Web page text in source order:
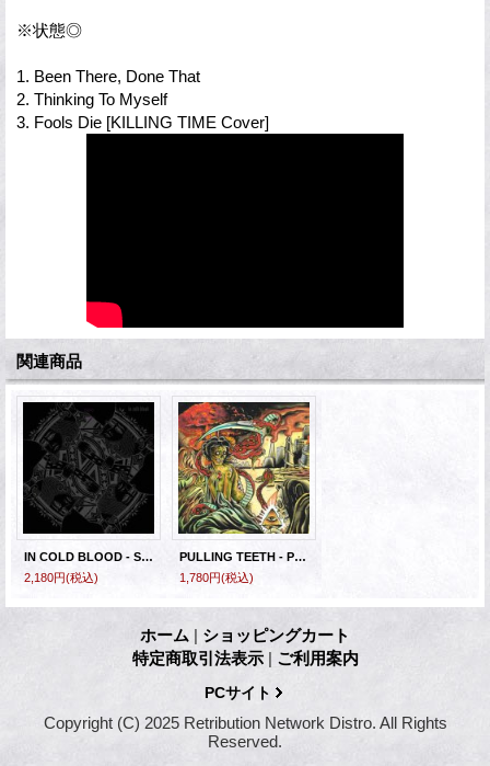
※状態◎
1. Been There, Done That
2. Thinking To Myself
3. Fools Die [KILLING TIME Cover]
関連商品
IN COLD BLOOD - Suicide King [CD]
2,180円(税込)
PULLING TEETH - Paranoid Delusions | Paradise Illusions [CD]
1,780円(税込)
ホーム | ショッピングカート
特定商取引法表示 | ご利用案内
PCサイト
Copyright (C) 2025 Retribution Network Distro. All Rights
Reserved.